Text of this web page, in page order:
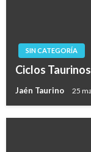
SIN CATEGORÍA
Ciclos
Jaén Taurino 25